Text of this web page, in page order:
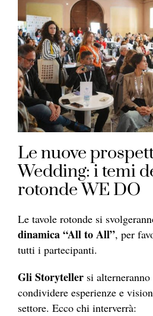
Le nuove
Wedding: i temi
rotonde WE DO
Le tavole rotonde si
dinamica “All to All”, per
tutti i partecipanti.
Gli Storyteller si
condividere esperienze e
settore. Ecco chi interverrà: